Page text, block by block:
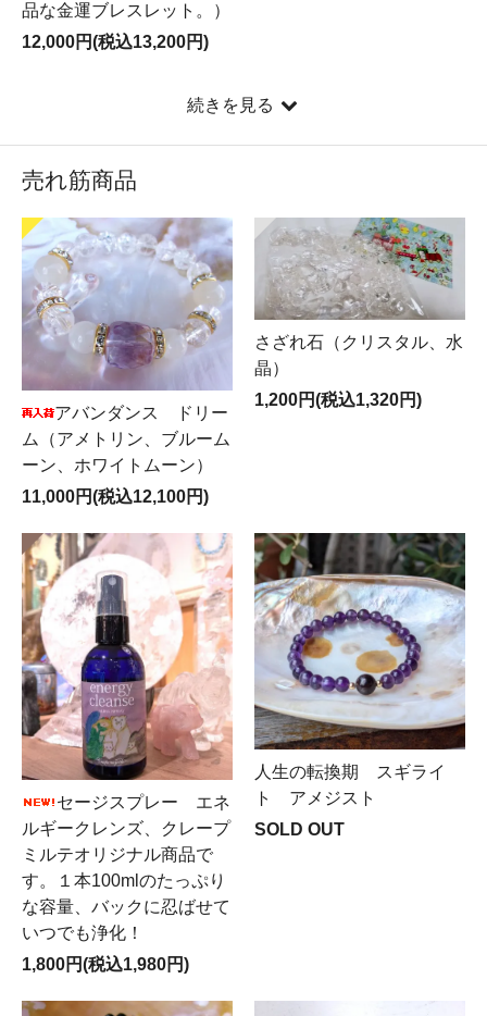
品な金運ブレスレット。）
12,000円(税込13,200円)
続きを見る
売れ筋商品
アバンダンス ドリー
ム（アメトリン、ブルーム
ーン、ホワイトムーン）
11,000円(税込12,100円)
さざれ石（クリスタル、水
晶）
1,200円(税込1,320円)
セージスプレー エネ
ルギークレンズ、クレープ
ミルテオリジナル商品で
す。１本100mlのたっぷり
な容量、バックに忍ばせて
いつでも浄化！
1,800円(税込1,980円)
人生の転換期 スギライ
ト アメジスト
SOLD OUT